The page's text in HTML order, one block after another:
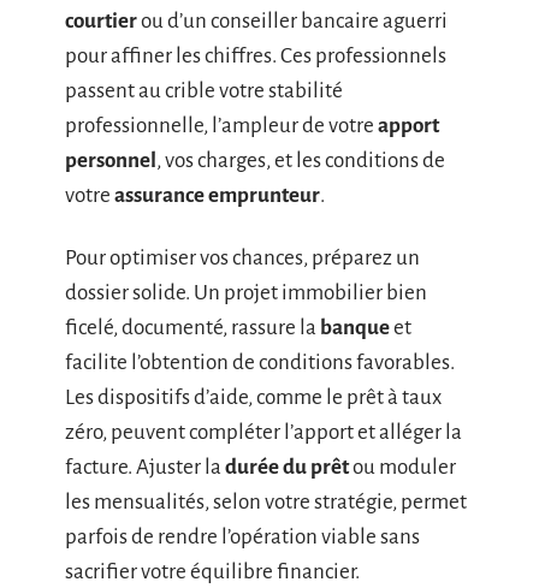
courtierou d’un conseiller bancaire aguerri
pour affiner les chiffres. Ces professionnels
passent au crible votre stabilité
professionnelle, l’ampleur de votre apport
personnel, vos charges, et les conditions de
votre assurance emprunteur.
Pour optimiser vos chances, préparez un
dossier solide. Un projet immobilier bien
ficelé, documenté, rassure la banqueet
facilite l’obtention de conditions favorables.
Les dispositifs d’aide, comme le prêt à taux
zéro, peuvent compléter l’apport et alléger la
facture. Ajuster la durée du prêtou moduler
les mensualités, selon votre stratégie, permet
parfois de rendre l’opération viable sans
sacrifier votre équilibre financier.